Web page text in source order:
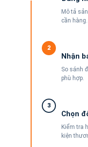
Mô tả
cần hàng.
2
Nhận
So sánh
phù hợp.
3
Chọn
Kiểm tra
kiện